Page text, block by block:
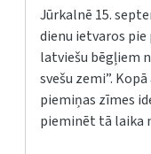
Jūrkalnē 15.
dienu ietvaros
latviešu bēgļiem
svešu zemi”.
piemiņas zīmes
pieminēt tā laika